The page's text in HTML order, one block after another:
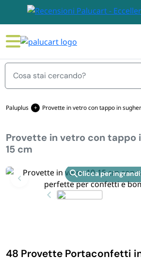
Menu
STOVIGLIE E TOVAGLIOLI
GIARDINO E ARREDO PER
IMBALLAGGIO E CANCELLERIA
Chi siamo
Personalizzazione Monouso
Paluplus Provette in vetro con tappo in
Provette in vetro con tappo
15 cm
Zoom
48 Provette Portaconfetti